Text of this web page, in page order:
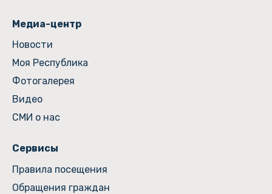
Медиа-центр
Новости
Моя Республика
Фотогалерея
Видео
СМИ о нас
Сервисы
Правила посещения
Обращения граждан